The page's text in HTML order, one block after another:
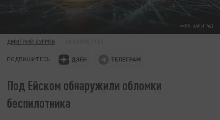
ФОТО: ЦАРЬГРАД
ДМИТРИЙ БУГРОВ
ПОДПИШИТЕСЬ:
Под Ейском обнаружили обломки
беспилотника